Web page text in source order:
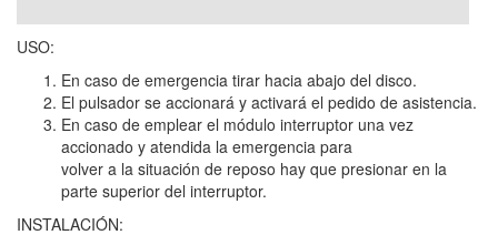
USO:
En caso de emergencia tirar hacia abajo del disco.
El pulsador se accionará y activará el pedido de asistencia.
En caso de emplear el módulo interruptor una vez
accionado y atendida la emergencia para
volver a la situación de reposo hay que presionar en la
parte superior del interruptor.
INSTALACIÓN: